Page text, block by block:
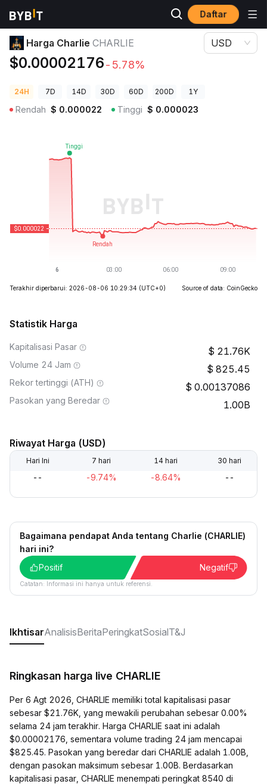
Daftar
Harga Kripto
Harga Charlie CHARLIE
$0.00002176-5.78%
USD
24H 7D 14D 30D 60D 200D 1Y
Rendah $ 0.000022 Tinggi $ 0.000023
Terakhir diperbarui: 2026-08-06 10:29:34 (UTC+0) Source of data: CoinGecko
Statistik Harga
Kapitalisasi Pasar 21.76K
Volume 24 Jam 825.45
Rekor tertinggi (ATH) 0.00137086
Pasokan yang Beredar 1.00B
Riwayat Harga (USD)
Hari Ini 7 hari 14 hari 30 hari
-- -9.74% -8.64% --
Bagaimana pendapat Anda tentang Charlie (CHARLIE)
hari ini?
Positif
Negatif
Catatan: Informasi ini hanya untuk referensi.
IkhtisarAnalisisBeritaPeringkatSosialT&J
Ringkasan harga live CHARLIE
Per 6 Agt 2026, CHARLIE memiliki total kapitalisasi pasar
sebesar $21.76K, yang mewakili perubahan sebesar 0.00%
selama 24 jam terakhir. Harga CHARLIE saat ini adalah
$0.00002176, sementara volume trading 24 jam mencapai
$825.45. Pasokan yang beredar dari CHARLIE adalah 1.00B,
dengan pasokan maksimum sebesar 1.00B. Berdasarkan
kapitalisasi pasar, CHARLIE menempati peringkat 8540 di